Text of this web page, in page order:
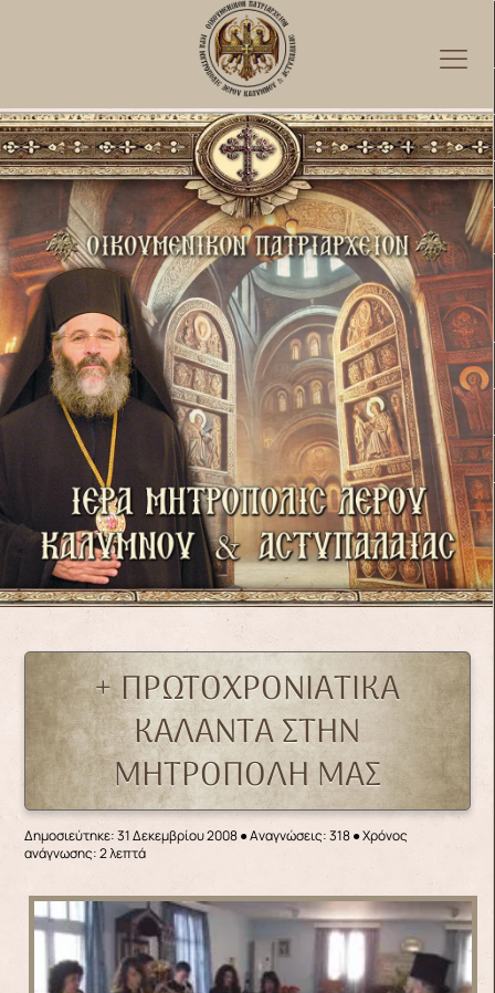
+ ΠΡΩΤΟΧΡΟΝΙΑΤΙΚΑ
ΚΑΛΑΝΤΑ ΣΤΗΝ
ΜΗΤΡΟΠΟΛΗ ΜΑΣ
Δημοσιεύτηκε: 31 Δεκεμβρίου 2008●Αναγνώσεις: 318● Χρόνος
ανάγνωσης: 2 λεπτά